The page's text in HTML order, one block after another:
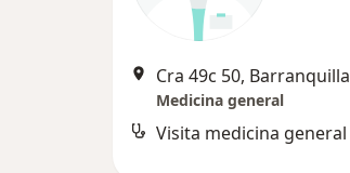
Cra 49c 50, Barranquilla
Medicina general
Visita medicina general